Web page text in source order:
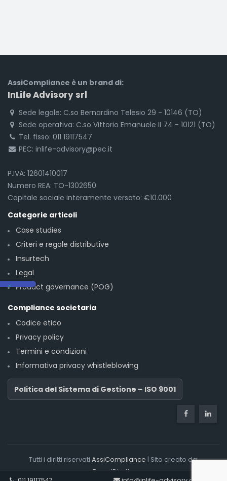
AssiCompliance è un brand di:
InLife Advisory srl
Sede legale: C.so Bernardino Telesio 29 - 10146 (TO)
Sede operativa: C.so Vittorio Emanuele II 74 - 10121 (TO)
Tel. fisso: 011 19117547
PEC: inlife-advisory@pec.it
P.IVA: 12601410017
Numero REA: TO-1302650
Capitale sociale interamente versato: €10.000
Categorie articoli
Case studies
Criteri e regole distributive
Insurtech
Legal
Product governance (POG)
Compliance societaria
Codice etico
Privacy policy
Termini e condizioni
Informativa privacy whistleblowing
Politica del Sistema di Gestione – ISO 9001
Tutti i diritti riservati AssiCompliance | Sito creato da:
BrandDiretto